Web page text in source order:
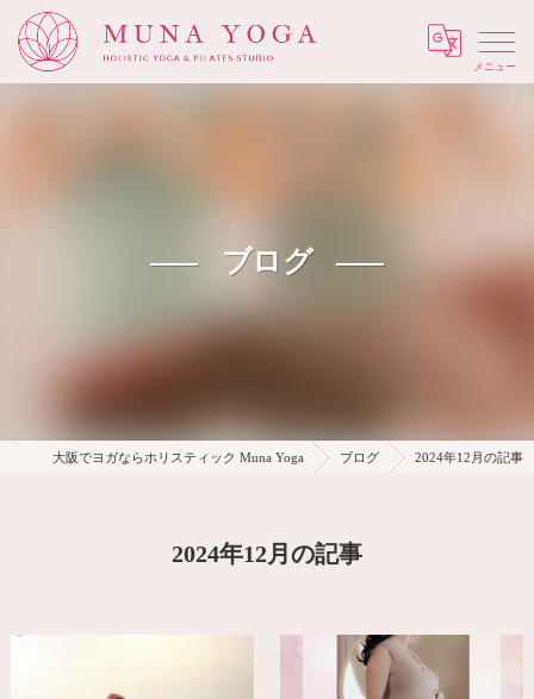
Menu
ブログ
大阪でヨガならホリスティック Muna Yoga ブログ 2024年12月の記事
2024年12月の記事